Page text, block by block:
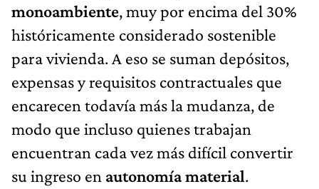
monoambiente, muy por encima del 30%
históricamente considerado sostenible
para vivienda. A eso se suman depósitos,
expensas y requisitos contractuales que
encarecen todavía más la mudanza, de
modo que incluso quienes trabajan
encuentran cada vez más difícil convertir
su ingreso en autonomía material.